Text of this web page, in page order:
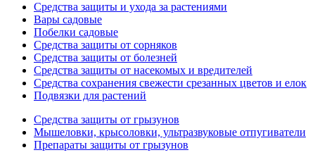
Средства защиты и ухода за растениями
Вары садовые
Побелки садовые
Средства защиты от сорняков
Средства защиты от болезней
Средства защиты от насекомых и вредителей
Средства сохранения свежести срезанных цветов и елок
Подвязки для растений
Средства защиты от грызунов
Мышеловки, крысоловки, ультразвуковые отпугиватели
Препараты защиты от грызунов